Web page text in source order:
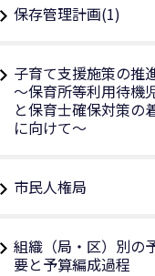
保存管理計画(1)
子育て支援施策の推
～保育所等利用待機
と保育士確保対策の
に向けて～
市民人権局
組織（局・区）別の
要と予算編成過程